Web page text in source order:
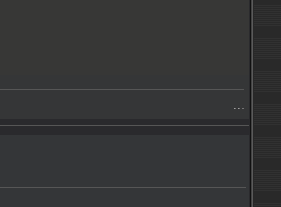
- - -